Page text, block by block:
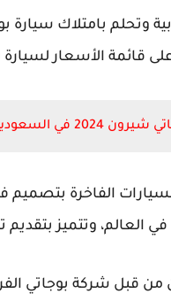
وتحلم بامتلاك
قائمة الأسعار لسيارة
في السعودية
الفاخرة بتصميم
العالم، وتتميز بتقديم
من قبل شركة بوجاتي